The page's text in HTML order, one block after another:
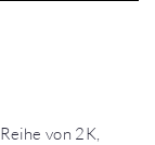
von 2K,